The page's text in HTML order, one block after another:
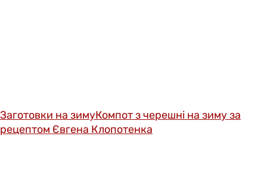
Заготовки на зимуКомпот з черешні на зиму за
рецептом Євгена Клопотенка